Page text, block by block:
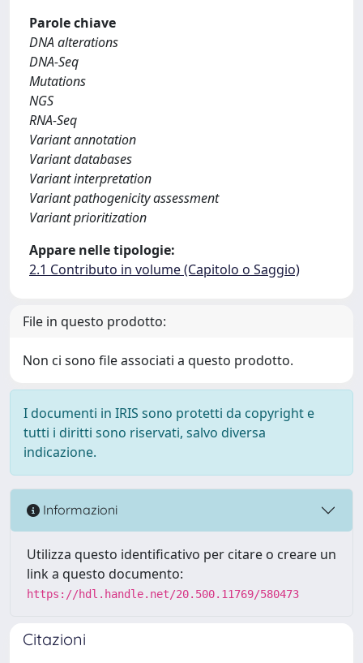
Parole chiave
DNA alterations
DNA-Seq
Mutations
NGS
RNA-Seq
Variant annotation
Variant databases
Variant interpretation
Variant pathogenicity assessment
Variant prioritization
Appare nelle tipologie:
2.1 Contributo in volume (Capitolo o Saggio)
File in questo prodotto:
Non ci sono file associati a questo prodotto.
I documenti in IRIS sono protetti da copyright e
tutti i diritti sono riservati, salvo diversa
indicazione.
Informazioni
Utilizza questo identificativo per citare o creare un
link a questo documento:
https://hdl.handle.net/20.500.11769/580473
Citazioni